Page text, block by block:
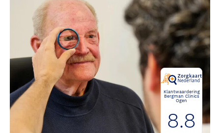
Klantwaardering
Bergman Clinics
Ogen
8.8